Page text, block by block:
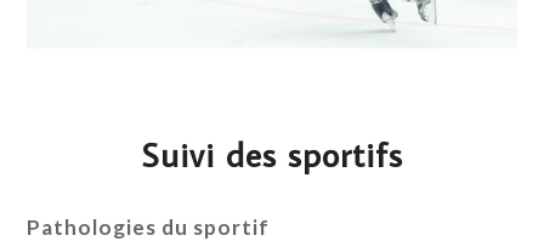
Suivi des sportifs
Pathologies du sportif